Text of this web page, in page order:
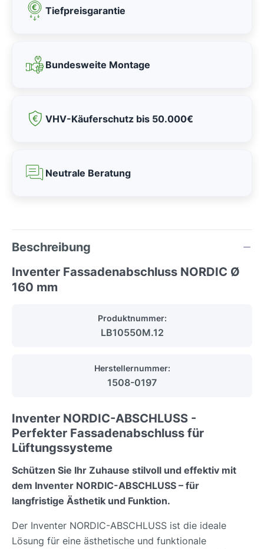
Tiefpreisgarantie
Bundesweite Montage
VHV-Käuferschutz bis 50.000€
Neutrale Beratung
Beschreibung
Inventer Fassadenabschluss NORDIC Ø
160 mm
Produktnummer:
LB10550M.12
Herstellernummer:
1508-0197
Inventer NORDIC-ABSCHLUSS -
Perfekter Fassadenabschluss für
Lüftungssysteme
Schützen Sie Ihr Zuhause stilvoll und effektiv mit
dem Inventer NORDIC-ABSCHLUSS – für
langfristige Ästhetik und Funktion.
Der Inventer NORDIC-ABSCHLUSS ist die ideale
Lösung für eine ästhetische und funktionale